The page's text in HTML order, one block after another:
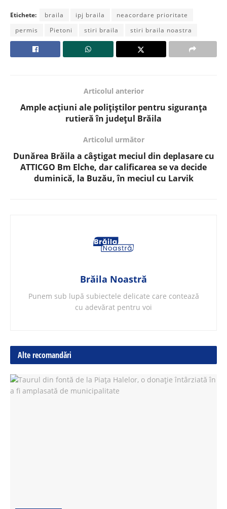
Etichete: braila ipj braila
neacordare prioritate
permis
Pietoni stiri braila stiri braila noastra
Articolul anterior
Ample acțiuni ale polițiștilor pentru siguranța
rutieră în județul Brăila
Articolul următor
Dunărea Brăila a câștigat meciul din deplasare cu
ATTICGO Bm Elche, dar calificarea se va decide
duminică, la Buzău, în meciul cu Larvik
Brăila Noastră
Punem sub lupă subiectele delicate care contează
cu adevărat pentru voi
Alte recomandări